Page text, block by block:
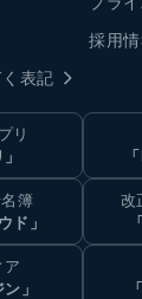
採用
表記
リ
簿
ド」
改
ア
」